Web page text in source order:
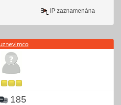
IP zaznamenána
185